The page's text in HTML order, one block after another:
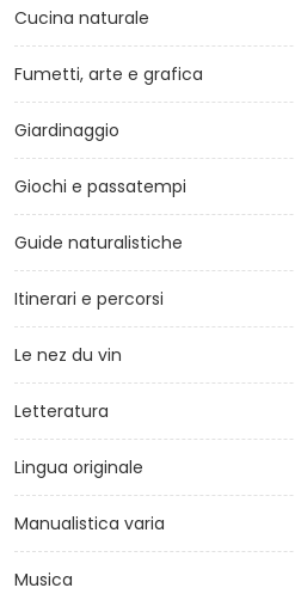
Cucina naturale
Fumetti, arte e grafica
Giardinaggio
Giochi e passatempi
Guide naturalistiche
Itinerari e percorsi
Le nez du vin
Letteratura
Lingua originale
Manualistica varia
Musica